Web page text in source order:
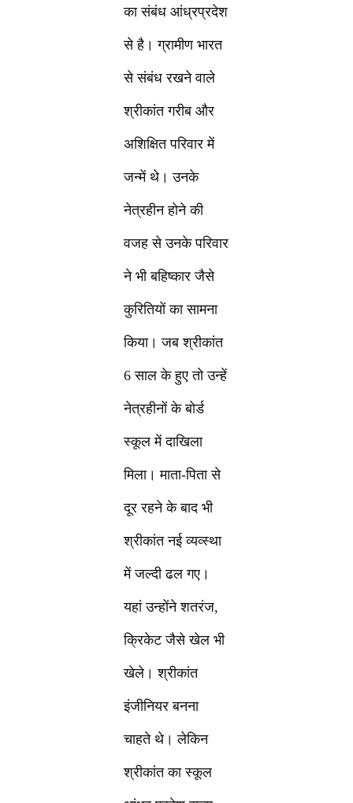
का संबंध आंध्रप्रदेश
से है। ग्रामीण भारत
से संबंध रखने वाले
श्रीकांत गरीब और
अशिक्षित परिवार में
जन्में थे। उनके
नेत्रहीन होने की
वजह से उनके परिवार
ने भी बहिष्कार जैसे
कुरितियों का सामना
किया। जब श्रीकांत
6 साल के हुए तो उन्हें
नेत्रहीनों के बोर्ड
स्कूल में दाखिला
मिला। माता-पिता से
दूर रहने के बाद भी
श्रीकांत नई व्यव्स्था
में जल्दी ढल गए।
यहां उन्होंने शतरंज,
क्रिकेट जैसे खेल भी
खेले। श्रीकांत
इंजीनियर बनना
चाहते थे। लेकिन
श्रीकांत का स्कूल